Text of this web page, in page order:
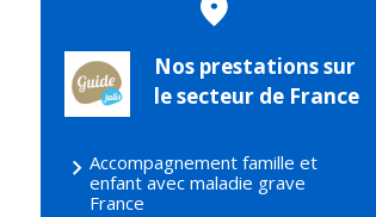
Nos prestations sur
le secteur de France
Accompagnement famille et
enfant avec maladie grave
France